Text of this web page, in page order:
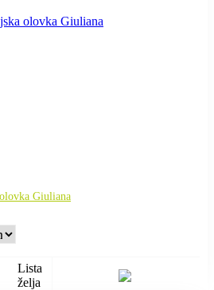
Giuliana
Lista
želja